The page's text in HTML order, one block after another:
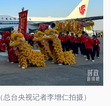
台央视记者李增仁拍摄）